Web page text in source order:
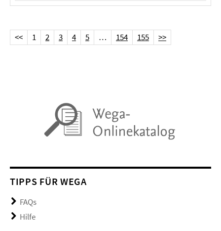
<< 1 2 3 4 5 … 154 155 >>
TIPPS FÜR WEGA
FAQs
Hilfe